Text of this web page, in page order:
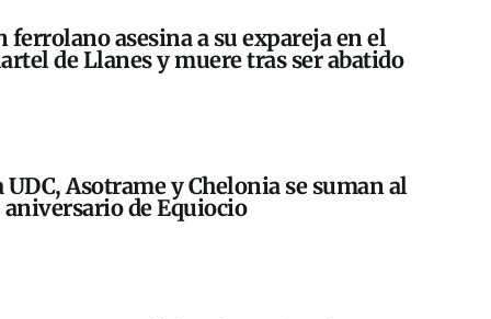
ferrolano asesina a su expareja en el
de Llanes y muere tras ser abatido
UDC, Asotrame y Chelonia se suman al
aniversario de Equiocio